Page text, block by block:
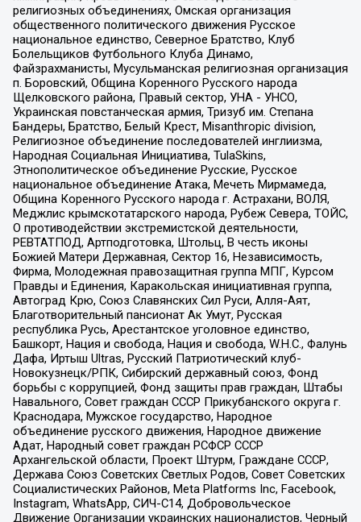
религиозных объединениях, Омская организация
общественного политического движения Русское
национальное единство, Северное Братство, Клуб
Болельщиков Футбольного Клуба Динамо,
Файзрахманисты, Мусульманская религиозная организация
п. Боровский, Община Коренного Русского народа
Щелковского района, Правый сектор, УНА - УНСО,
Украинская повстанческая армия, Тризуб им. Степана
Бандеры, Братство, Белый Крест, Misanthropic division,
Религиозное объединение последователей инглиизма,
Народная Социальная Инициатива, TulaSkins,
Этнополитическое объединение Русские, Русское
национальное объединение Атака, Мечеть Мирмамеда,
Община Коренного Русского народа г. Астрахани, ВОЛЯ,
Меджлис крымскотатарского народа, Рубеж Севера, ТОЙС,
О противодействии экстремистской деятельности,
РЕВТАТПОД, Артподготовка, Штольц, В честь иконы
Божией Матери Державная, Сектор 16, Независимость,
Фирма, Молодежная правозащитная группа МПГ, Курсом
Правды и Единения, Каракольская инициативная группа,
Автоград Крю, Союз Славянских Сил Руси, Алля-Аят,
Благотворительный пансионат Ак Умут, Русская
республика Русь, Арестантское уголовное единство,
Башкорт, Нация и свобода, Нация и свобода, W.H.С., Фалунь
Дафа, Иртыш Ultras, Русский Патриотический клуб-
Новокузнецк/РПК, Сибирский державный союз, Фонд
борьбы с коррупцией, Фонд защиты прав граждан, Штабы
Навального, Совет граждан СССР Прикубанского округа г.
Краснодара, Мужское государство, Народное
объединение русского движения, Народное движение
Адат, Народный совет граждан РСФСР СССР
Архангельской области, Проект Штурм, Граждане СССР,
Держава Союз Советских Светлых Родов, Совет Советских
Социалистических Районов, Meta Platforms Inc, Facebook,
Instagram, WhatsApp, СИЧ-С14, Добровольческое
Движение Организации украинских националистов, Черный